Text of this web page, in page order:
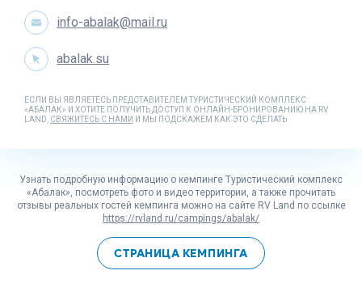
info-abalak@mail.ru
abalak.su
ЕСЛИ ВЫ ЯВЛЯЕТЕСЬ ПРЕДСТАВИТЕЛЕМ ТУРИСТИЧЕСКИЙ КОМПЛЕКС
«АБАЛАК» И ХОТИТЕ ПОЛУЧИТЬ ДОСТУП К ОНЛАЙН-БРОНИРОВАНИЮ НА RV
LAND, СВЯЖИТЕСЬ С НАМИ И МЫ ПОДСКАЖЕМ КАК ЭТО СДЕЛАТЬ
Узнать подробную информацию о кемпинге Туристический комплекс
«Абалак», посмотреть фото и видео территории, а также прочитать
отзывы реальных гостей кемпинга можно на сайте RV Land по ссылке
https://rvland.ru/campings/abalak/
СТРАНИЦА КЕМПИНГА